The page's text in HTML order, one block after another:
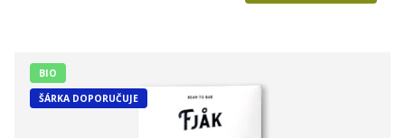
BIO
ŠÁRKA DOPORUČUJE